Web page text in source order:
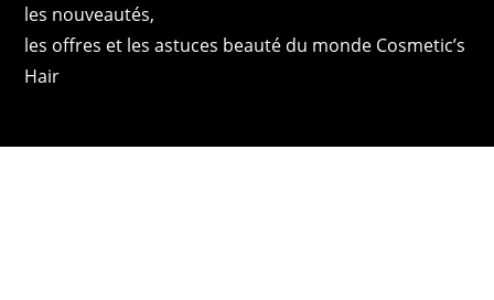
les nouveautés,
les offres et les astuces beauté du monde Cosmetic’s
Hair